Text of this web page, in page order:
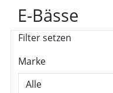
E-Bässe
Filter setzen
Marke